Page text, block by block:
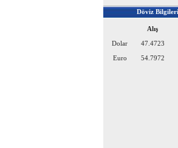
Döviz Bilgileri
Alış
Dolar
47.4723
Euro
54.7972